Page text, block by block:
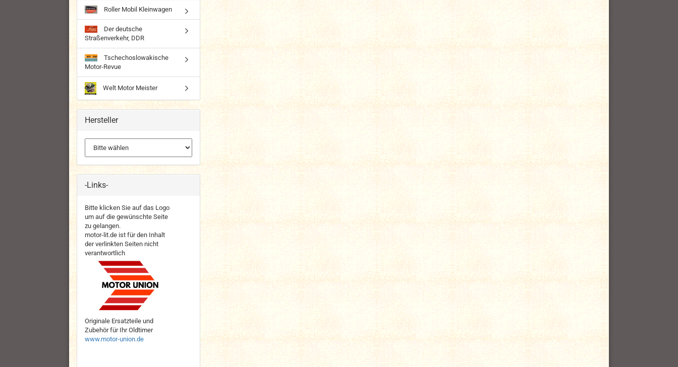
Roller Mobil Kleinwagen
Der deutsche
Straßenverkehr, DDR
Tschechoslowakische
Motor-Revue
Welt Motor Meister
Hersteller
-Links-
Bitte klicken Sie auf das Logo
um auf die gewünschte Seite
zu gelangen.
motor-lit.de ist für den Inhalt
der verlinkten Seiten nicht
verantwortlich
Originale Ersatzteile und
Zubehör für Ihr Oldtimer
www.motor-union.de